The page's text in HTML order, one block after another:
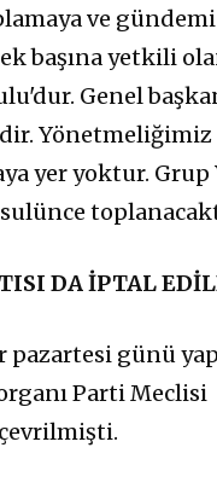
ve gündemi
başına yetkili
Genel
Yönetmeliğimiz
yer yoktur.
DA İPTAL
pazartesi günü
Parti Meclisi